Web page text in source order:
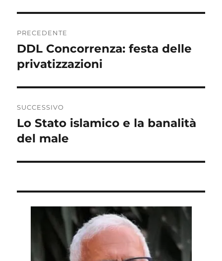
articoli
PRECEDENTE
Articolo
precedente:
DDL Concorrenza: festa delle
privatizzazioni
SUCCESSIVO
Articolo
successivo:
Lo Stato islamico e la banalità
del male